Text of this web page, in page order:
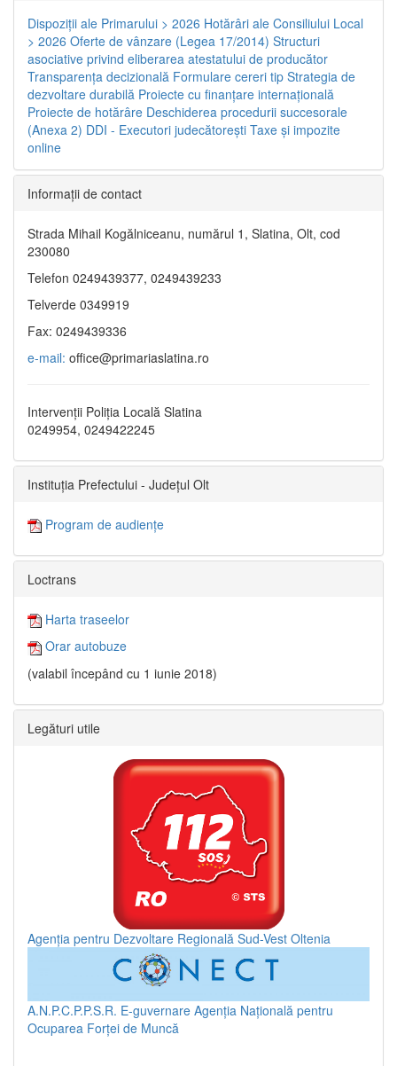
Dispoziţii ale Primarului > 2026 Hotărâri ale Consiliului Local
> 2026 Oferte de vânzare (Legea 17/2014) Structuri
asociative privind eliberarea atestatului de producător
Transparenţa decizională Formulare cereri tip Strategia de
dezvoltare durabilă Proiecte cu finanţare internaţională
Proiecte de hotărâre Deschiderea procedurii succesorale
(Anexa 2) DDI - Executori judecătorești Taxe şi impozite
online
Informaţii de contact
Strada Mihail Kogălniceanu, numărul 1, Slatina, Olt, cod
230080
Telefon 0249439377, 0249439233
Telverde 0349919
Fax: 0249439336
e-mail: office@primariaslatina.ro
Intervenții Poliția Locală Slatina
0249954, 0249422245
Instituția Prefectului - Județul Olt
Program de audiențe
Loctrans
Harta traseelor
Orar autobuze
(valabil începând cu 1 iunie 2018)
Legături utile
Agenția pentru Dezvoltare Regională Sud-Vest Oltenia
A.N.P.C.P.P.S.R. E-guvernare Agenția Națională pentru
Ocuparea Forței de Muncă